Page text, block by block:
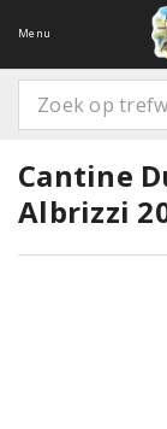
Menu
Cantine
Albrizzi